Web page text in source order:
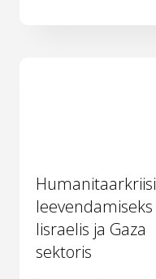
Humanitaarkriisi
leevendamiseks
Iisraelis ja Gaza
sektoris